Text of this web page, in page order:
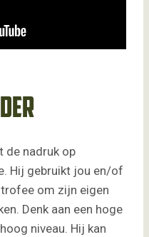
de nadruk op
Hij gebruikt jou en/of
om zijn eigen
Denk aan een hoge
niveau. Hij kan